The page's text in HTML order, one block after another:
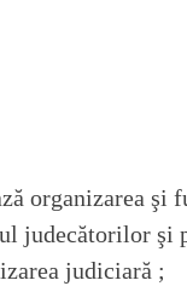
organizarea
judecătorilor şi
judiciară ;